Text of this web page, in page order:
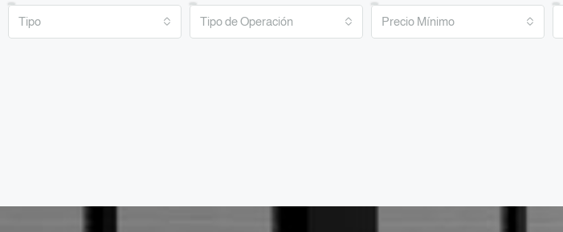
Tipo Tipo de Operación Precio Mínimo